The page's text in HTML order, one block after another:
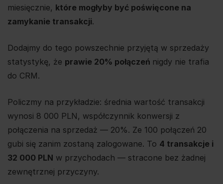
miesięcznie, które mogłyby być poświęcone na
zamykanie transakcji.
Dodajmy do tego powszechnie przyjętą w sprzedaży
statystykę, że prawie 20% połączeń nigdy nie trafia
do CRM.
Policzmy na przykładzie: średnia wartość transakcji
wynosi 8 000 PLN, współczynnik konwersji z
połączenia na sprzedaż — 20%. Ze 100 połączeń 20
gubi się zanim zostaną zalogowane. To 4 transakcje i
32 000 PLN w przychodach — stracone bez żadnej
zewnętrznej przyczyny.